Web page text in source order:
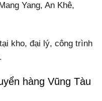
Yang, An Khê,
kho, đại lý, công trình
hàng Vũng Tàu